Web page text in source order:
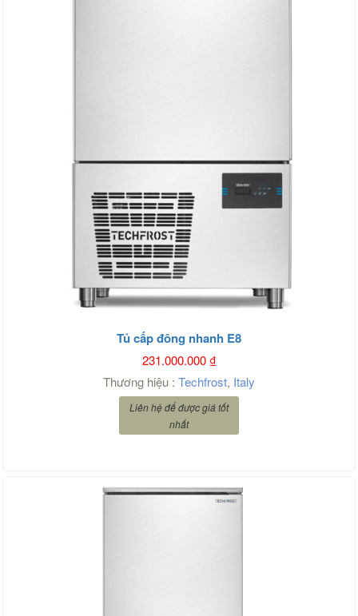
Tủ cấp đông nhanh E8
231.000.000₫
Thương hiệu : Techfrost, Italy
Liên hệ để được giá tốt
nhất